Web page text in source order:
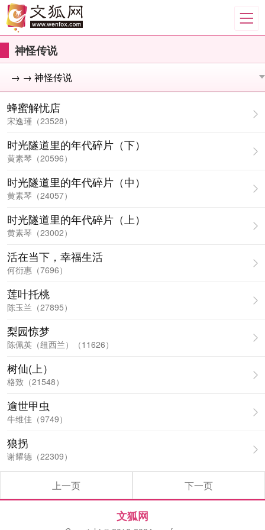
神怪传说
蜂蜜解忧店
宋逸瑾（23528）
时光隧道里的年代碎片（下）
黄素琴（20596）
时光隧道里的年代碎片（中）
黄素琴（24057）
时光隧道里的年代碎片（上）
黄素琴（23002）
活在当下，幸福生活
何衍惠（7696）
莲叶托桃
陈玉兰（27895）
梨园惊梦
陈佩英（纽西兰）（11626）
树仙(上）
格致（21548）
逾世甲虫
牛维佳（9749）
狼拐
谢耀德（22309）
上一页 下一页
文狐网